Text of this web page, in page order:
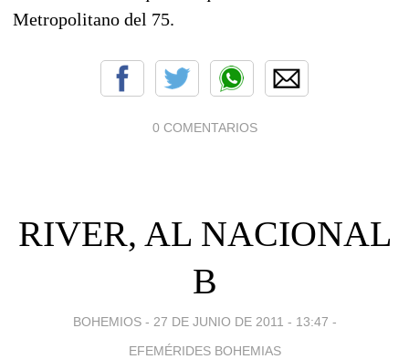
Metropolitano del 75.
0 COMENTARIOS
RIVER, AL NACIONAL
B
BOHEMIOS - 27 DE JUNIO DE 2011 - 13:47 -
EFEMÉRIDES BOHEMIAS